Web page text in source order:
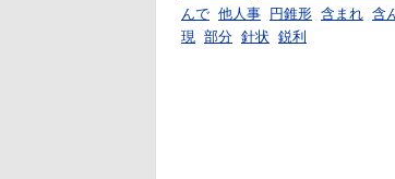
んで 他人事 円錐形 含まれ 含
現
部分 針状 鋭利